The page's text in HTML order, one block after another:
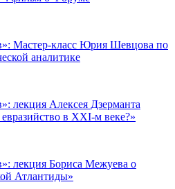
Мастер-класс Юрия Шевцова по
аналитике
лекция Алексея Дзерманта
в XXI-м веке?»
лекция Бориса Межуева о
Атлантиды»